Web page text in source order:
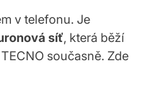
v telefonu. Je
síť, která běží
současně. Zde